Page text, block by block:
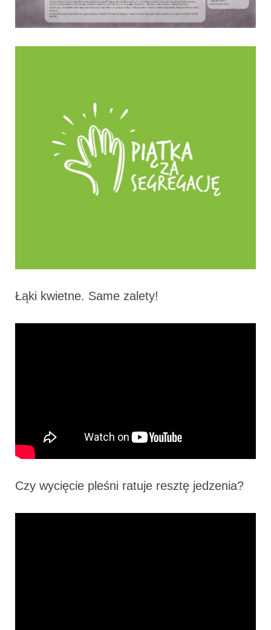
Łąki kwietne. Same zalety!
Czy wycięcie pleśni ratuje resztę jedzenia?